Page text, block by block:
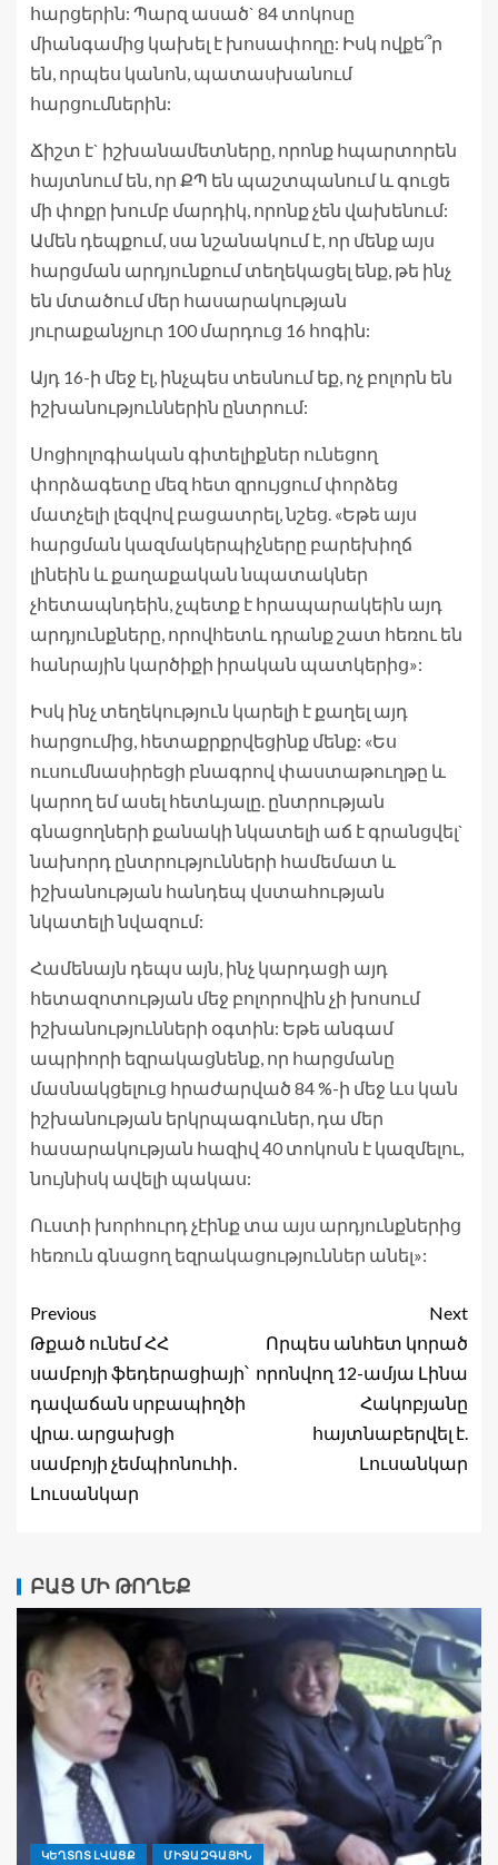
հարցերին: Պարզ ասած` 84 տոկոսը
միանգամից կախել է խոսափողը: Իսկ ովքե՞ր
են, որպես կանոն, պատասխանում
հարցումներին:
Ճիշտ է` իշխանամետները, որոնք հպարտորեն
հայտնում են, որ ՔՊ են պաշտպանում և գուցե
մի փոքր խումբ մարդիկ, որոնք չեն վախենում:
Ամեն դեպքում, սա նշանակում է, որ մենք այս
հարցման արդյունքում տեղեկացել ենք, թե ինչ
են մտածում մեր հասարակության
յուրաքանչյուր 100 մարդուց 16 հոգին:
Այդ 16-ի մեջ էլ, ինչպես տեսնում եք, ոչ բոլորն են
իշխանություններին ընտրում:
Սոցիոլոգիական գիտելիքներ ունեցող
փորձագետը մեզ հետ զրույցում փորձեց
մատչելի լեզվով բացատրել, նշեց. «Եթե այս
հարցման կազմակերպիչները բարեխիղճ
լինեին և քաղաքական նպատակներ
չհետապնդեին, չպետք է հրապարակեին այդ
արդյունքները, որովհետև դրանք շատ հեռու են
հանրային կարծիքի իրական պատկերից»:
Իսկ ինչ տեղեկություն կարելի է քաղել այդ
հարցումից, հետաքրքրվեցինք մենք: «Ես
ուսումնասիրեցի բնագրով փաստաթուղթը և
կարող եմ ասել հետևյալը. ընտրության
գնացողների քանակի նկատելի աճ է գրանցվել`
նախորդ ընտրությունների համեմատ և
իշխանության հանդեպ վստահության
նկատելի նվազում:
Համենայն դեպս այն, ինչ կարդացի այդ
հետազոտության մեջ բոլորովին չի խոսում
իշխանությունների օգտին: Եթե անգամ
ապրիորի եզրակացնենք, որ հարցմանը
մասնակցելուց հրաժարված 84 %-ի մեջ ևս կան
իշխանության երկրպագուներ, դա մեր
հասարակության հազիվ 40 տոկոսն է կազմելու,
նույնիսկ ավելի պակաս:
Ուստի խորհուրդ չէինք տա այս արդյունքներից
հեռուն գնացող եզրակացություններ անել»:
Previous
Թքած ունեմ ՀՀ
սամբոյի ֆեդերացիայի՝
դավաճան սրբապիղծի
վրա. արցախցի
սամբոյի չեմպիոնուհի․
Լուսանկար
Next
Որպես անհետ կորած
որոնվող 12-ամյա Լինա
Հակոբյանը
հայտնաբերվել է.
Լուսանկար
ԲԱՑ ՄԻ ԹՈՂԵՔ
ԿԵՂՏՈՏ ԼՎԱՑՔ ՄԻՋԱԶԳԱՅԻՆ